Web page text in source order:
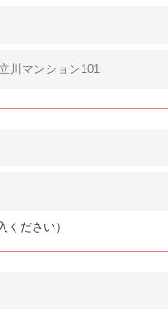
ください）